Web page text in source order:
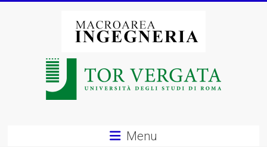
Macroarea
Menu